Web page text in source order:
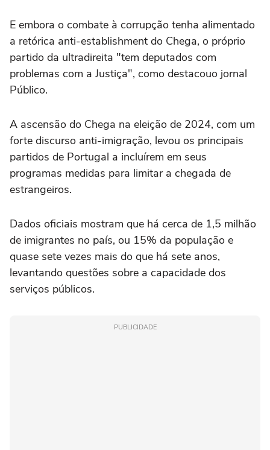
E embora o combate à corrupção tenha alimentado
a retórica anti-establishment do Chega, o próprio
partido da ultradireita "tem deputados com
problemas com a Justiça", como destacouo jornal
Público.
A ascensão do Chega na eleição de 2024, com um
forte discurso anti-imigração, levou os principais
partidos de Portugal a incluírem em seus
programas medidas para limitar a chegada de
estrangeiros.
Dados oficiais mostram que há cerca de 1,5 milhão
de imigrantes no país, ou 15% da população e
quase sete vezes mais do que há sete anos,
levantando questões sobre a capacidade dos
serviços públicos.
PUBLICIDADE